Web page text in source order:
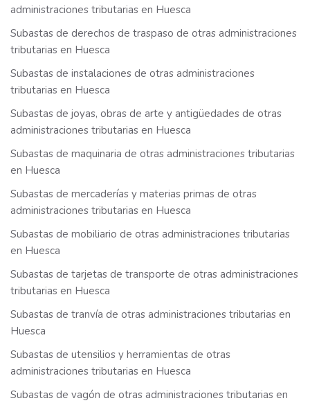
administraciones tributarias en Huesca
Subastas de derechos de traspaso de otras administraciones
tributarias en Huesca
Subastas de instalaciones de otras administraciones
tributarias en Huesca
Subastas de joyas, obras de arte y antigüedades de otras
administraciones tributarias en Huesca
Subastas de maquinaria de otras administraciones tributarias
en Huesca
Subastas de mercaderías y materias primas de otras
administraciones tributarias en Huesca
Subastas de mobiliario de otras administraciones tributarias
en Huesca
Subastas de tarjetas de transporte de otras administraciones
tributarias en Huesca
Subastas de tranvía de otras administraciones tributarias en
Huesca
Subastas de utensilios y herramientas de otras
administraciones tributarias en Huesca
Subastas de vagón de otras administraciones tributarias en